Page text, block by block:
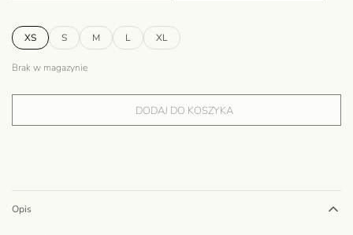
XS S M L XL
Brak w magazynie
DODAJ DO KOSZYKA
Opis